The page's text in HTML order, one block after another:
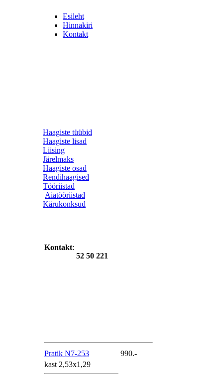
Esileht
Hinnakiri
Kontakt
Haagiste tüübid
Haagiste lisad
Liising
Järelmaks
Haagiste osad
Rendihaagised
Tööriistad
Aiatööriistad
Kärukonksud
Kontakt:
52 50 221
Pratik N7-253
990.-
kast 2,53x1,29